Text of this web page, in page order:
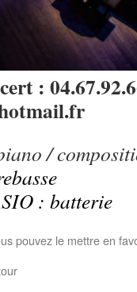
:
/
: batterie
pouvez le mettre en